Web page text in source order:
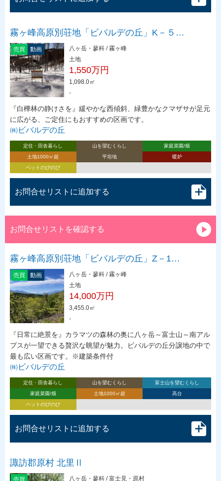
霧ヶ峰高原別荘地「ビバルデの丘」K－５…
売買 動画
八ヶ岳・蓼科 / 霧ヶ峰
土地
1,550万円
1,098.0㎡
-
『白樺林の静けさを』緩やかな西傾斜、緑豊かなクマザサが足元
に広がる、ご定住にもおすすめの区画です。
㈱ビバルデの丘
定住・田舎暮らし 山を望むくらし
家庭菜園/畑
土地1000㎡超
平坦地
暖炉
ペットのびのび
お問合せリストに追加する
お問合せリストを確認する
霧ヶ峰高原別荘地「ビバルデの丘」Z－1…
売買 動画
八ヶ岳・蓼科 / 霧ヶ峰
土地
14,000万円
3,455.0㎡
-
『日常に絶景を』カラマツの森林の奥に八ヶ岳～富士山～南アル
プスが一望できる贅沢な眺望が魅力。ビバルデの丘分譲地の中で
最も広い区画です。※建築条件付
㈱ビバルデの丘
定住・田舎暮らし 山を望むくらし
富士山を望むくらし
家庭菜園/畑
土地1000㎡超
高台
ペットのびのび
お問合せリストに追加する
諏訪郡原村 北里Ⅱ
売買 八ヶ岳・蓼科 / 富士見・原村